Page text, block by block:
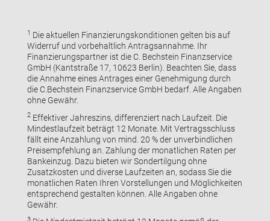
1 Die aktuellen Finanzierungskonditionen gelten bis auf
Widerruf und vorbehaltlich Antragsannahme. Ihr
Finanzierungspartner ist die C. Bechstein Finanzservice
GmbH (Kantstraße 17, 10623 Berlin). Beachten Sie, dass
die Annahme eines Antrages einer Genehmigung durch
die C.Bechstein Finanzservice GmbH bedarf. Alle Angaben
ohne Gewähr.
2Effektiver Jahreszins, differenziert nach Laufzeit. Die
Mindestlaufzeit beträgt 12 Monate. Mit Vertragsschluss
fällt eine Anzahlung von mind. 20 % der unverbindlichen
Preisempfehlung an. Zahlung der monatlichen Raten per
Bankeinzug. Dazu bieten wir Sondertilgung ohne
Zusatzkosten und diverse Laufzeiten an, sodass Sie die
monatlichen Raten Ihren Vorstellungen und Möglichkeiten
entsprechend gestalten können. Alle Angaben ohne
Gewähr.